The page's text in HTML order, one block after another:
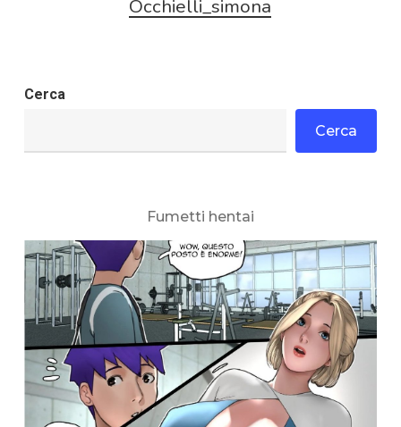
Occhielli_simona
Cerca
Cerca
Fumetti hentai